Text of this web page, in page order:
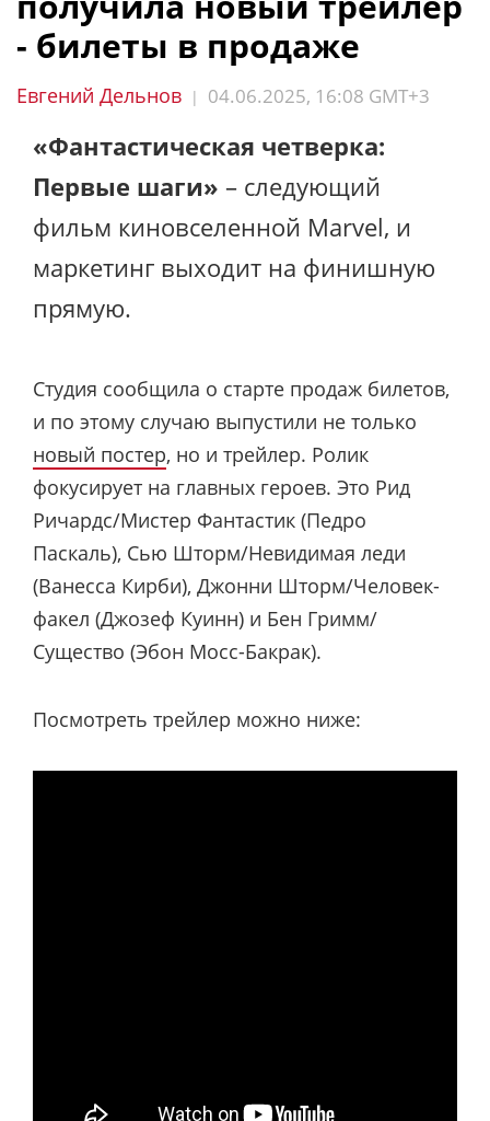
- билеты в продаже
Евгений Дельнов | 04.06.2025, 16:08 GMT+3
«Фантастическая четверка:
Первые шаги» – следующий
фильм киновселенной Marvel, и
маркетинг выходит на финишную
прямую.
Студия сообщила о старте продаж билетов,
и по этому случаю выпустили не только
новый постер, но и трейлер. Ролик
фокусирует на главных героев. Это Рид
Ричардс/Мистер Фантастик (Педро
Паскаль), Сью Шторм/Невидимая леди
(Ванесса Кирби), Джонни Шторм/Человек-
факел (Джозеф Куинн) и Бен Гримм/
Существо (Эбон Мосс-Бакрак).
Посмотреть трейлер можно ниже: